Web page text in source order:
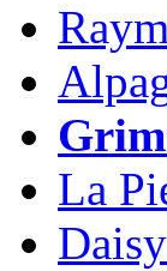
La